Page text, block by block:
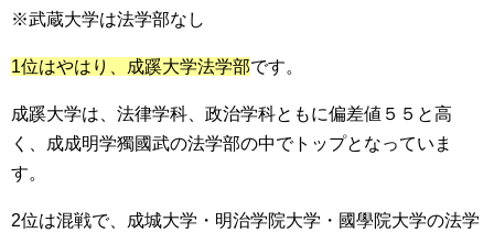
※武蔵大学は法学部なし
1位はやはり、成蹊大学法学部です。
成蹊大学は、法律学科、政治学科ともに偏差値５５と高
く、成成明学獨國武の法学部の中でトップとなっていま
す。
2位は混戦で、成城大学・明治学院大学・國學院大学の法学